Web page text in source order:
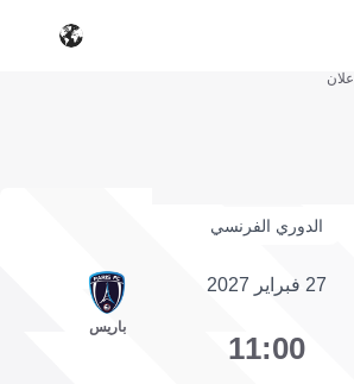
إعلان
الدوري الفرنسي
27 فبراير 2027
11:00
باريس